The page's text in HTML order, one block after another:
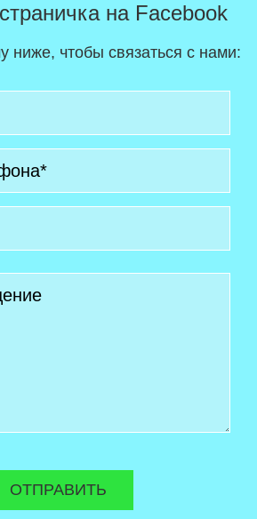
на Facebook
ниже, чтобы связаться с нами: